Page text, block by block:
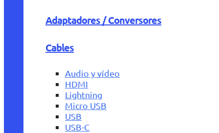
Adaptadores / Conversores
Cables
Audio y vídeo
HDMI
Lightning
Micro USB
USB
USB-C